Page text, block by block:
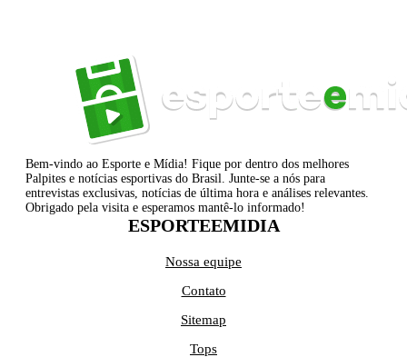
Bem-vindo ao Esporte e Mídia! Fique por dentro dos melhores
Palpites e notícias esportivas do Brasil. Junte-se a nós para
entrevistas exclusivas, notícias de última hora e análises relevantes.
Obrigado pela visita e esperamos mantê-lo informado!
ESPORTEEMIDIA
Nossa equipe
Contato
Sitemap
Tops